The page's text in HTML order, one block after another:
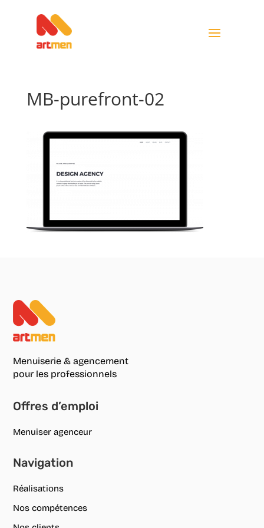
MB-purefront-02
Menuiserie & agencement
pour les professionnels
Offres d’emploi
Menuiser agenceur
Navigation
Réalisations
Nos compétences